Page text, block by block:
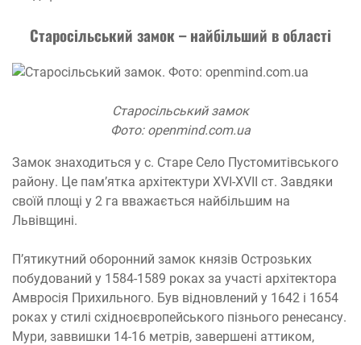
Старосільський замок – найбільший в області
Старосільський замок
Фото: openmind.com.ua
Замок знаходиться у с. Старе Село Пустомитівського
району. Це пам’ятка архітектури XVI-XVII ст. Завдяки
своїй площі у 2 га вважається найбільшим на
Львівщині.
П’ятикутний оборонний замок князів Острозьких
побудований у 1584-1589 роках за участі архітектора
Амвросія Прихильного. Був відновлений у 1642 і 1654
роках у стилі східноєвропейського пізнього ренесансу.
Мури, заввишки 14-16 метрів, завершені аттиком,